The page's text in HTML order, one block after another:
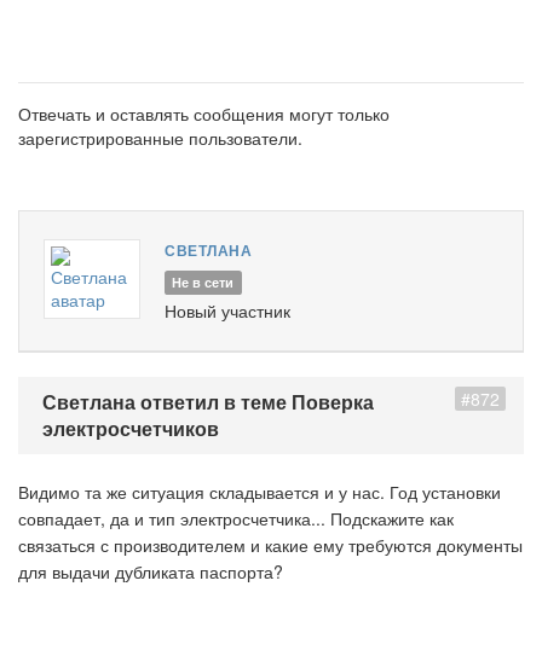
Отвечать и оставлять сообщения могут только
зарегистрированные пользователи.
СВЕТЛАНА
Не в сети
Новый участник
#872
Светлана ответил в теме Поверка
электросчетчиков
Видимо та же ситуация складывается и у нас. Год установки
совпадает, да и тип электросчетчика... Подскажите как
связаться с производителем и какие ему требуются документы
для выдачи дубликата паспорта?